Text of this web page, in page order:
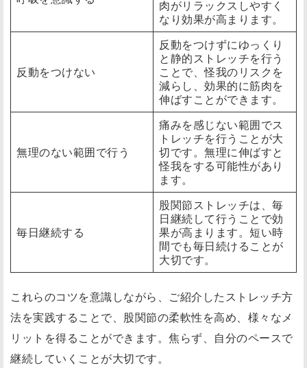
肉がリラックスしやすく
なり効果が高まります。
反動をつけない
反動をつけずにゆっくり
と静的ストレッチを行う
ことで、怪我のリスクを
減らし、効果的に筋肉を
伸ばすことができます。
無理のない範囲で行う
痛みを感じない範囲でス
トレッチを行うことが大
切です。無理に伸ばすと
怪我をする可能性があり
ます。
毎日継続する
股関節ストレッチは、毎
日継続して行うことで効
果が高まります。短い時
間でも毎日続けることが
大切です。
これらのコツを意識しながら、ご紹介したストレッチ方
法を実践することで、股関節の柔軟性を高め、様々なメ
リットを得ることができます。焦らず、自分のペースで
継続していくことが大切です。